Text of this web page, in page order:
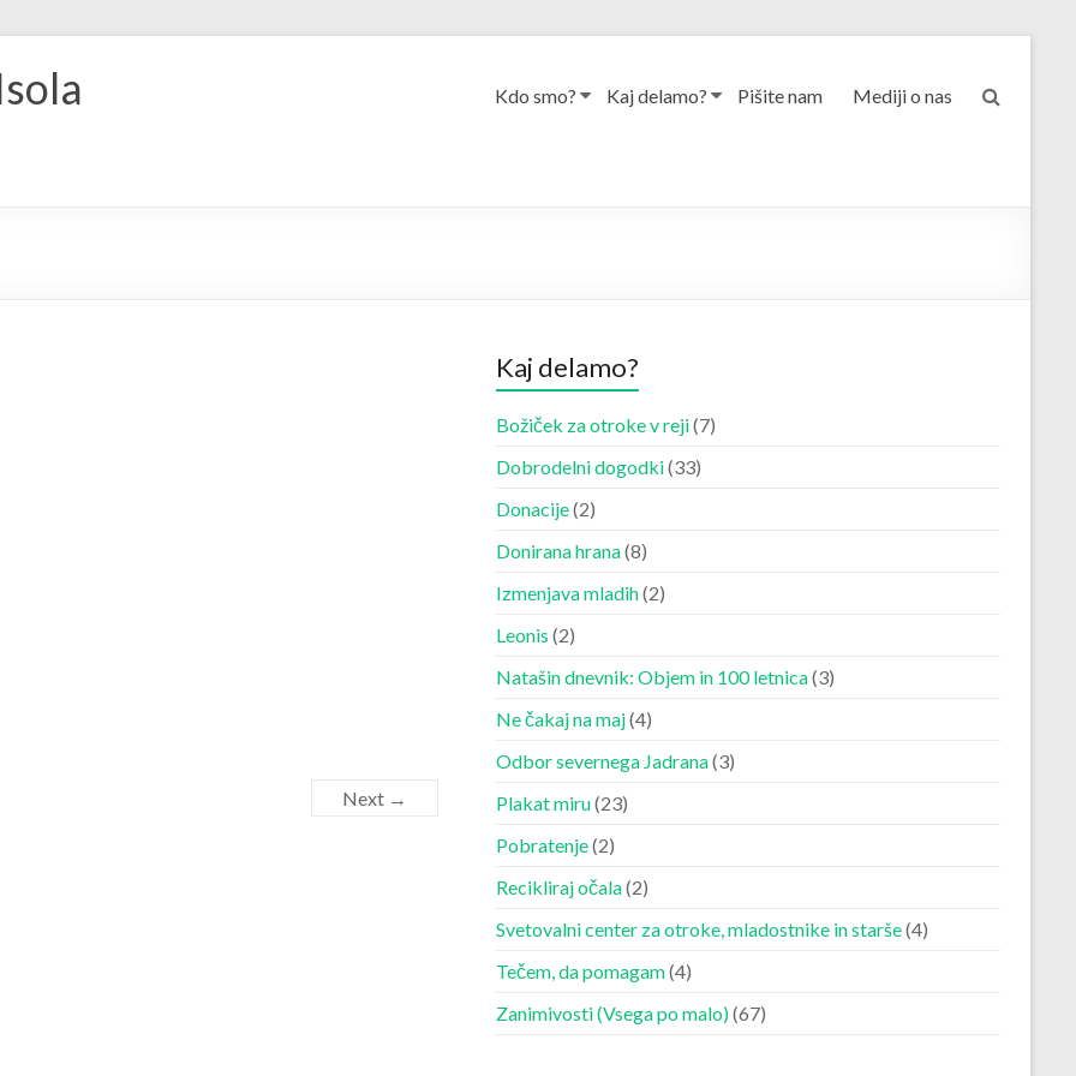
Kdo smo? Kaj delamo? Pišite nam Mediji o nas
Next →
Kaj delamo?
Božiček za otroke v reji(7)
Dobrodelni dogodki(33)
Donacije(2)
Donirana hrana(8)
Izmenjava mladih(2)
Leonis (2)
Natašin dnevnik: Objem in 100 letnica(3)
Ne čakaj na maj(4)
Odbor severnega Jadrana(3)
Plakat miru(23)
Pobratenje(2)
Recikliraj očala(2)
Svetovalni center za otroke, mladostnike in starše(4)
Tečem, da pomagam(4)
Zanimivosti (Vsega po malo)(67)